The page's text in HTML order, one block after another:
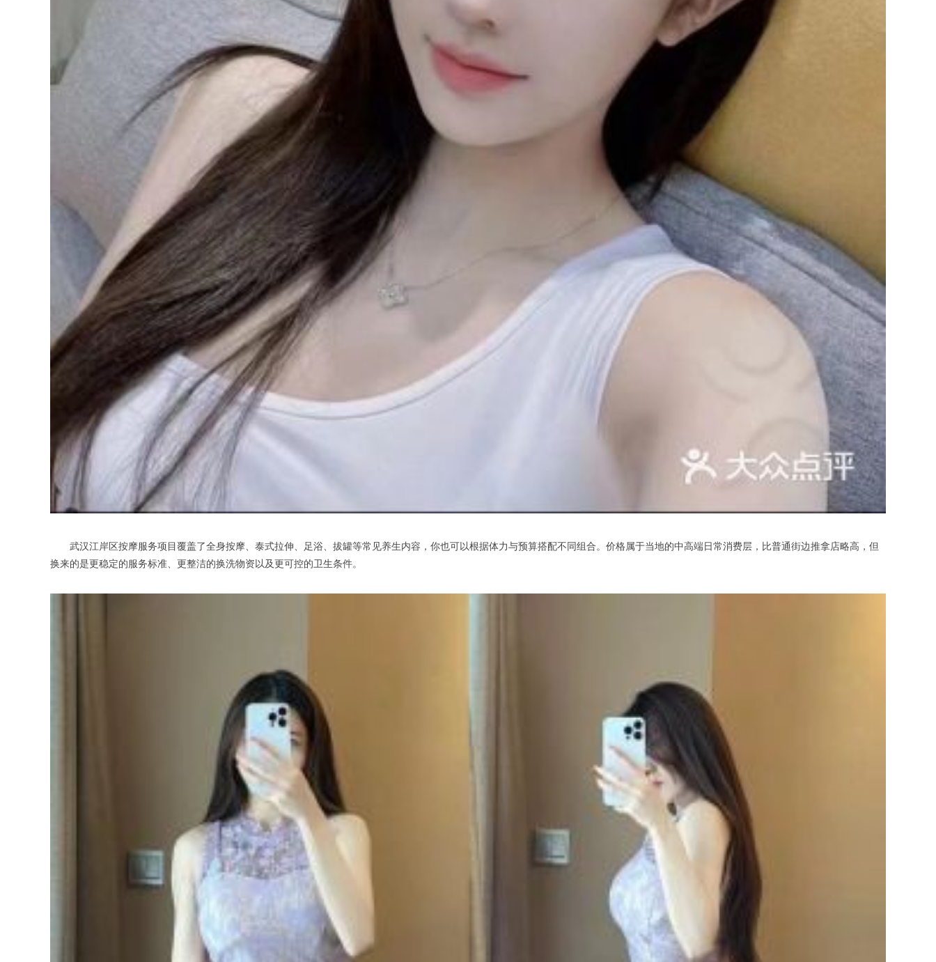
武汉江岸区按摩服务项目覆盖了全身按摩、泰式拉伸、足浴、拔罐等常见养生内容，你也可以根据体力与预算搭配不同组合。价格属于当地的中高端日常消费层，比普通街边推拿店略高，但
换来的是更稳定的服务标准、更整洁的换洗物资以及更可控的卫生条件。